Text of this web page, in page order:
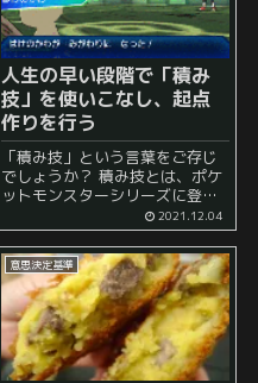
人生の早い段階で「積み
技」を使いこなし、起点
作りを行う
「積み技」という言葉をご存じ
でしょうか？ 積み技とは、ポケ
ットモンスターシリーズに登場
する技の俗称です。 このゲーム
に登場する積み技に関する説明
は以下に詳しく書かれています↓
積み技とは･･････ポケモンシ...
2021.12.04
意思決定基準